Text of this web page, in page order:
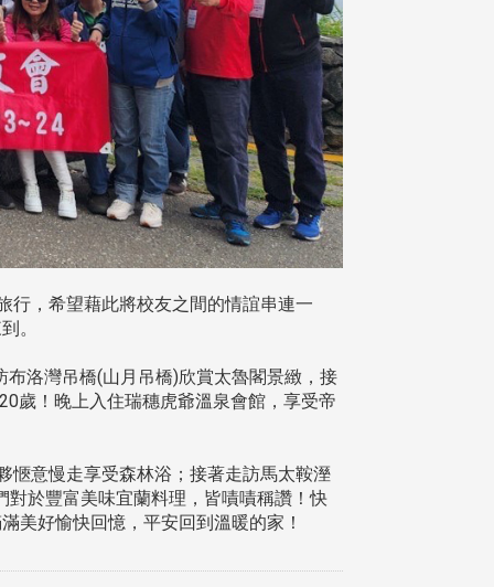
，希望藉此將校友之間的情誼串連一
。
洛灣吊橋(山月吊橋)欣賞太魯閣景緻，接
歲！晚上入住瑞穗虎爺溫泉會館，享受帝
意慢走享受森林浴；接著走訪馬太鞍溼
於豐富美味宜蘭料理，皆嘖嘖稱讚！快
美好愉快回憶，平安回到溫暖的家！